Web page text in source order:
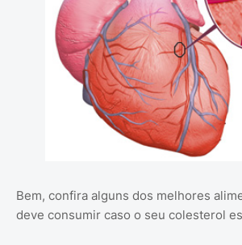
Bem, confira alguns dos melhores
deve consumir caso o seu colesterol